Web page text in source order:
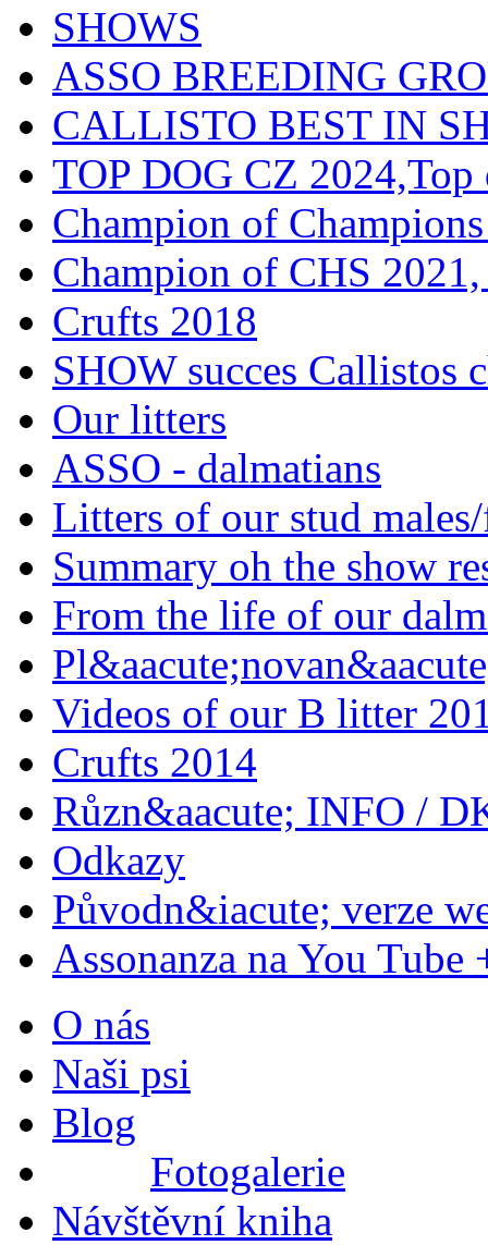
SHOWS
ASSO BREEDING
CALLISTO BEST IN
TOP DOG CZ
Champion of
Champion of CHS
Crufts 2018
SHOW succes Callistos
Our litters
ASSO - dalmatians
Litters of our stud
Summary oh the show
From the life of our
Videos of our B litter
Crufts 2014
Různ&aacute; INFO /
Odkazy
Původn&iacute; verze
Assonanza na You Tube
O nás
Naši psi
Blog
Fotogalerie
Návštěvní kniha